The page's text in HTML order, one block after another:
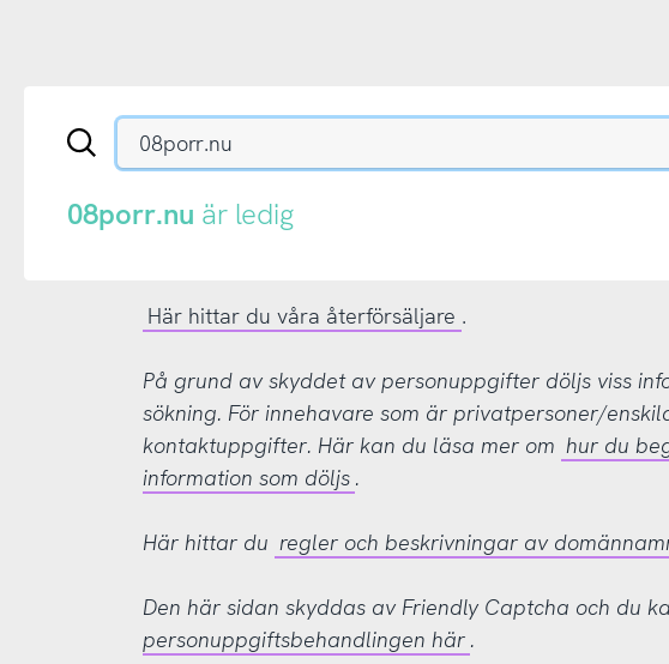
Sök
.se-
eller
.nu-
08porr.nu är ledig
Här hittar du våra återförsäljare .
På grund av skyddet av personuppgifter döljs viss
sökning. För innehavare som är privatpersoner/
kontaktuppgifter. Här kan du läsa mer om hur du
information som döljs .
Här hittar du regler och beskrivningar av
Den här sidan skyddas av Friendly Captcha och du
personuppgiftsbehandlingen här .